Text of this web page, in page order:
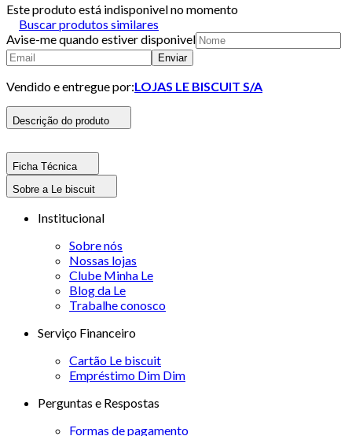
Este produto está indisponivel no momento
Buscar produtos similares
Avise-me quando estiver disponivel
Enviar
Vendido e entregue por:LOJAS LE BISCUIT S/A
Descrição do produto
Ficha Técnica
Sobre a Le biscuit
Institucional
Sobre nós
Nossas lojas
Clube Minha Le
Blog da Le
Trabalhe conosco
Serviço Financeiro
Cartão Le biscuit
Empréstimo Dim Dim
Perguntas e Respostas
Formas de pagamento